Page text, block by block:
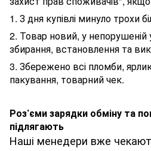
1. З дня купівлі минуло трохи
2. Товар новий, у непорушеній
збирання, встановлення та
3. Збережено всі пломби,
пакування, товарний чек.
Роз’єми зарядки обміну та
підлягають
Наші менедери вже